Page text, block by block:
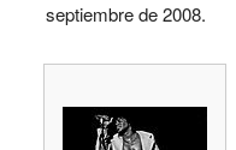
septiembre de 2008.